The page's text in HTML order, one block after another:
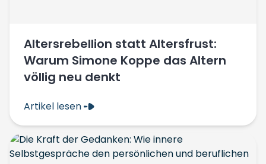
Altersrebellion statt Altersfrust:
Warum Simone Koppe das Altern
völlig neu denkt
Artikel lesen